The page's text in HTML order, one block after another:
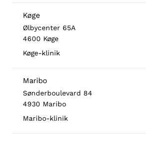
Køge
Ølbycenter 65A
4600 Køge
Køge-klinik
Maribo
Sønderboulevard 84
4930 Maribo
Maribo-klinik